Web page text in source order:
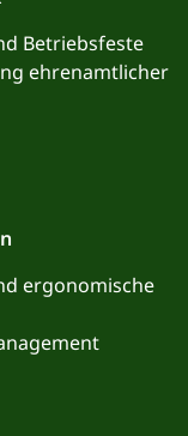
Betriebsfeste
ehrenamtlicher
ergonomische